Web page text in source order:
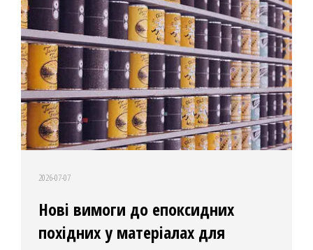
2026-07-07
Нові вимоги до епоксидних
похідних у матеріалах для